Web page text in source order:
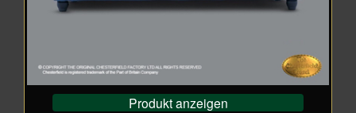
Produkt anzeigen